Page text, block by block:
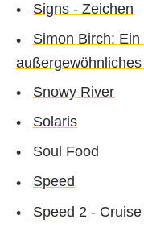
Signs - Zeichen
Simon Birch:
Snowy River
Solaris
Soul Food
Speed
Speed 2 -